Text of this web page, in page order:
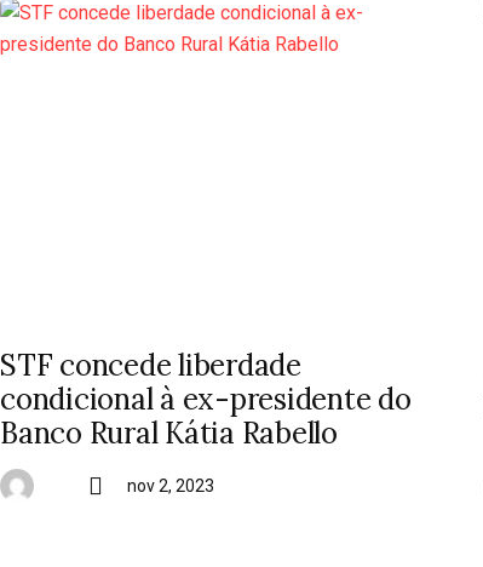
STF concede liberdade
condicional à ex-presidente do
Banco Rural Kátia Rabello
nov 2, 2023